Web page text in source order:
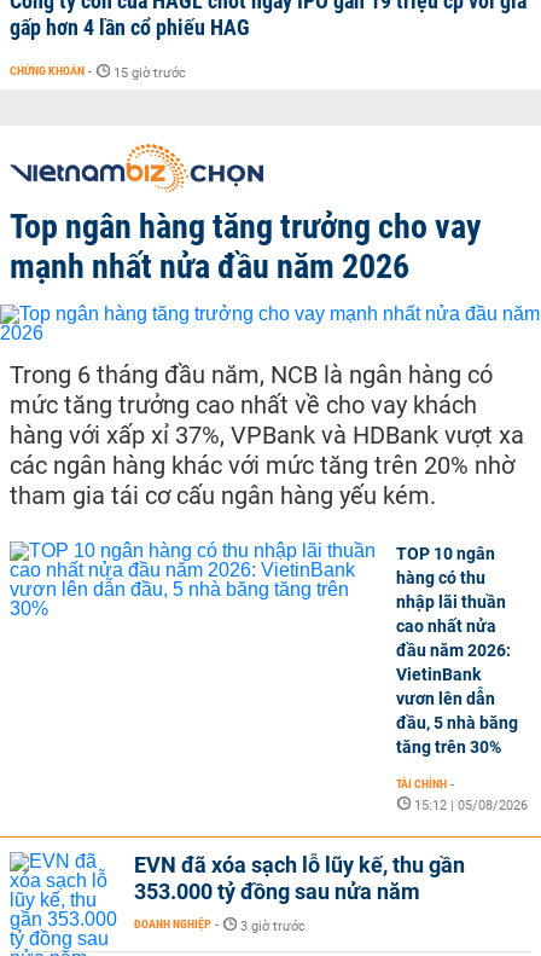
gấp hơn 4 lần cổ phiếu HAG
CHỨNG KHOÁN - 15 giờ trước
Top ngân hàng tăng trưởng cho vay
mạnh nhất nửa đầu năm 2026
Trong 6 tháng đầu năm, NCB là ngân hàng có
mức tăng trưởng cao nhất về cho vay khách
hàng với xấp xỉ 37%, VPBank và HDBank vượt xa
các ngân hàng khác với mức tăng trên 20% nhờ
tham gia tái cơ cấu ngân hàng yếu kém.
TOP 10 ngân
hàng có thu
nhập lãi thuần
cao nhất nửa
đầu năm 2026:
VietinBank
vươn lên dẫn
đầu, 5 nhà băng
tăng trên 30%
TÀI CHÍNH -
15:12 | 05/08/2026
EVN đã xóa sạch lỗ lũy kế, thu gần
353.000 tỷ đồng sau nửa năm
DOANH NGHIỆP - 3 giờ trước